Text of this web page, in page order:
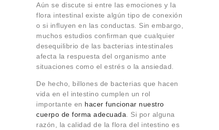
Aún se discute si entre las emociones y la
flora intestinal existe algún tipo de conexión
o si influyen en las conductas. Sin embargo,
muchos estudios confirman que cualquier
desequilibrio de las bacterias intestinales
afecta la respuesta del organismo ante
situaciones como el estrés o la ansiedad.
De hecho, billones de bacterias que hacen
vida en el intestino cumplen un rol
importante en hacer funcionar nuestro
cuerpo de forma adecuada . Si por alguna
razón, la calidad de la flora del intestino es